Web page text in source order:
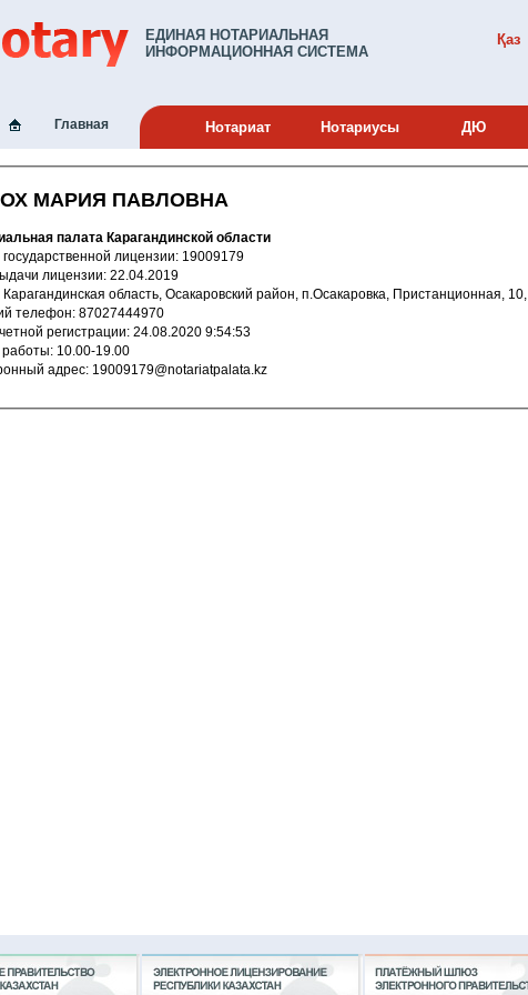
ЕДИНАЯ НОТАРИАЛЬНАЯ
ИНФОРМАЦИОННАЯ СИСТЕМА
Қаз
Главная Нотариат Нотариусы ДЮ
МАРИЯ ПАВЛОВНА
палата Карагандинской области
Номер государственной лицензии: 19009179
Дата выдачи лицензии: 22.04.2019
Адрес: Карагандинская область, Осакаровский район, п.Осакаровка, Пристанционная, 10,
Рабочий телефон: 87027444970
Дата учетной регистрации: 24.08.2020 9:54:53
Режим работы: 10.00-19.00
Электронный адрес: 19009179@notariatpalata.kz